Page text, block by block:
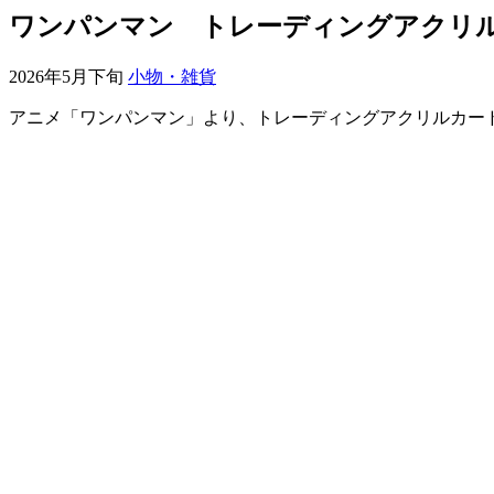
ワンパンマン トレーディングアクリ
2026年5月下旬 小物・雑貨
アニメ「ワンパンマン」より、トレーディングアクリルカー